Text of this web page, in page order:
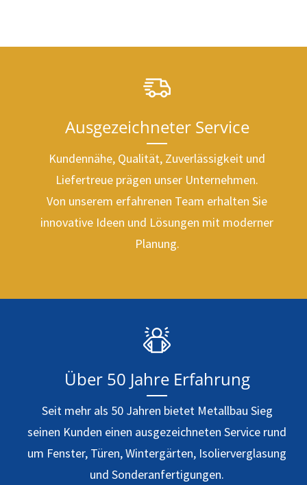
Ausgezeichneter Service
Kundennähe, Qualität, Zuverlässigkeit und
Liefertreue prägen unser Unternehmen.
Von unserem erfahrenen Team erhalten Sie
innovative Ideen und Lösungen mit moderner
Planung.
Über 50 Jahre Erfahrung
Seit mehr als 50 Jahren bietet Metallbau Sieg
seinen Kunden einen ausgezeichneten Service rund
um Fenster, Türen, Wintergärten, Isolierverglasung
und Sonderanfertigungen.